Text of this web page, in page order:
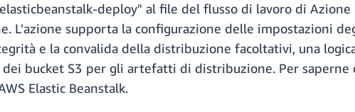
deploy" al file del flusso di lavoro di
L'azione supporta la configurazione delle impostazioni
e la convalida della distribuzione facoltativi, una
bucket S3 per gli artefatti di distribuzione. Per saperne
Elastic Beanstalk.